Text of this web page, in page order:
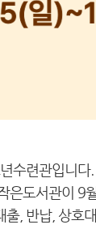
수련관입니다.
은도서관이 9
출, 반납, 상호